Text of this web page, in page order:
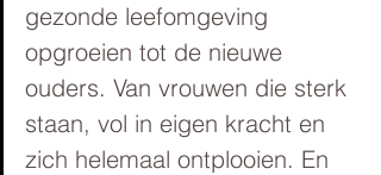
gezonde leefomgeving
opgroeien tot de nieuwe
ouders. Van vrouwen die sterk
staan, vol in eigen kracht en
zich helemaal ontplooien. En